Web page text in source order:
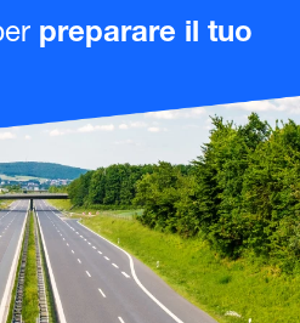
preparare il tuo